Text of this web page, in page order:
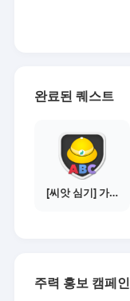
완료된 퀘스트
[씨앗 심기] 가이드보기 - 매체별 활동 가이드
주력 홍보 캠페인